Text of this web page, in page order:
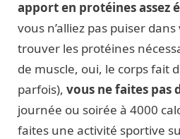
apport en protéines assez
vous n’alliez pas puiser
trouver les protéines
de muscle, oui, le corps fait
parfois), vous ne faites pas
journée ou soirée à 4000
faites une activité sportive